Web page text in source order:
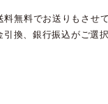
無料でお送りもさせ
換、銀行振込がご選択